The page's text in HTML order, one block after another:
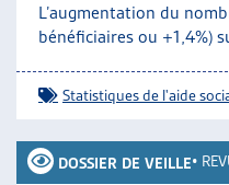
L’augmentation du
bénéficiaires ou +1,4%)
Statistiques de l'aide
DOSSIER DE VEILLE•